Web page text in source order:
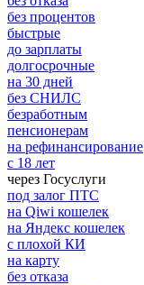
без процентов
быстрые
до зарплаты
долгосрочные
на 30 дней
без СНИЛС
безработным
пенсионерам
на рефинансирование
с 18 лет
через Госуслуги
под залог ПТС
на Qiwi кошелек
на Яндекс кошелек
с плохой КИ
на карту
без отказа